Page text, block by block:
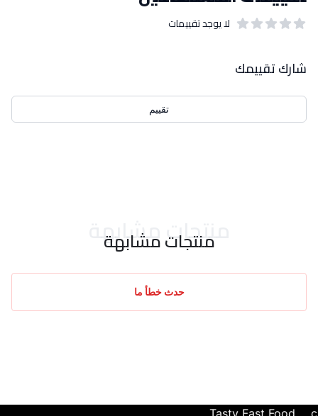
لا يوجد تقييمات
شارك تقييمك
تقييم
منتجات مشابهة
منتجات مشابهة
حدث خطأ ما
Tasty Fast Food ...